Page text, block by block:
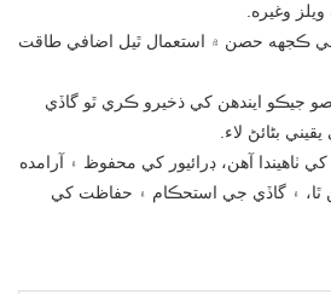
وغيره.
ڪجهه حصن ۾ استعمال ٿيل اضافي طاقت
جيڪو ايندھن کي ذخيرو ڪري ٿو گاڏي
بڻائڻ لاء.
آهن، ڊرائيور کي محفوظ ۽ آرامده
۽ گاڏي جي استحڪام ۽ حفاظت کي